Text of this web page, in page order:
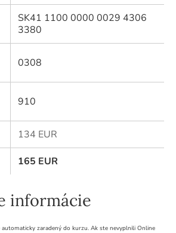
SK41 1100 0000 0029 4306
3380
0308
910
134 EUR
165 EUR
informácie
zaradený do kurzu. Ak ste nevyplnili Online